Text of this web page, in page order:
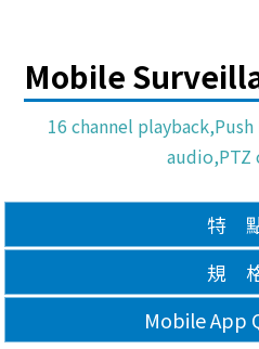
Mobile
16 channel
audio,PTZ
特
規
Mobile App